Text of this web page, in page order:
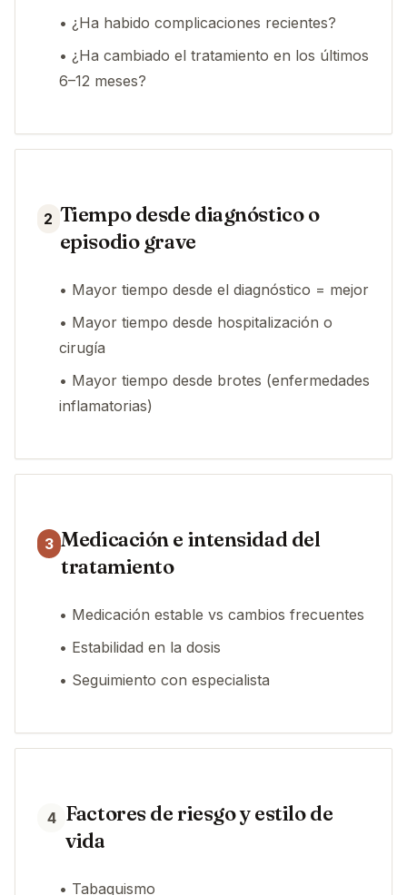
• ¿Ha habido complicaciones recientes?
• ¿Ha cambiado el tratamiento en los últimos
6–12 meses?
2 Tiempo desde diagnóstico o
episodio grave
• Mayor tiempo desde el diagnóstico = mejor
• Mayor tiempo desde hospitalización o
cirugía
• Mayor tiempo desde brotes (enfermedades
inflamatorias)
3 Medicación e intensidad del
tratamiento
• Medicación estable vs cambios frecuentes
• Estabilidad en la dosis
• Seguimiento con especialista
4 Factores de riesgo y estilo de
vida
• Tabaquismo